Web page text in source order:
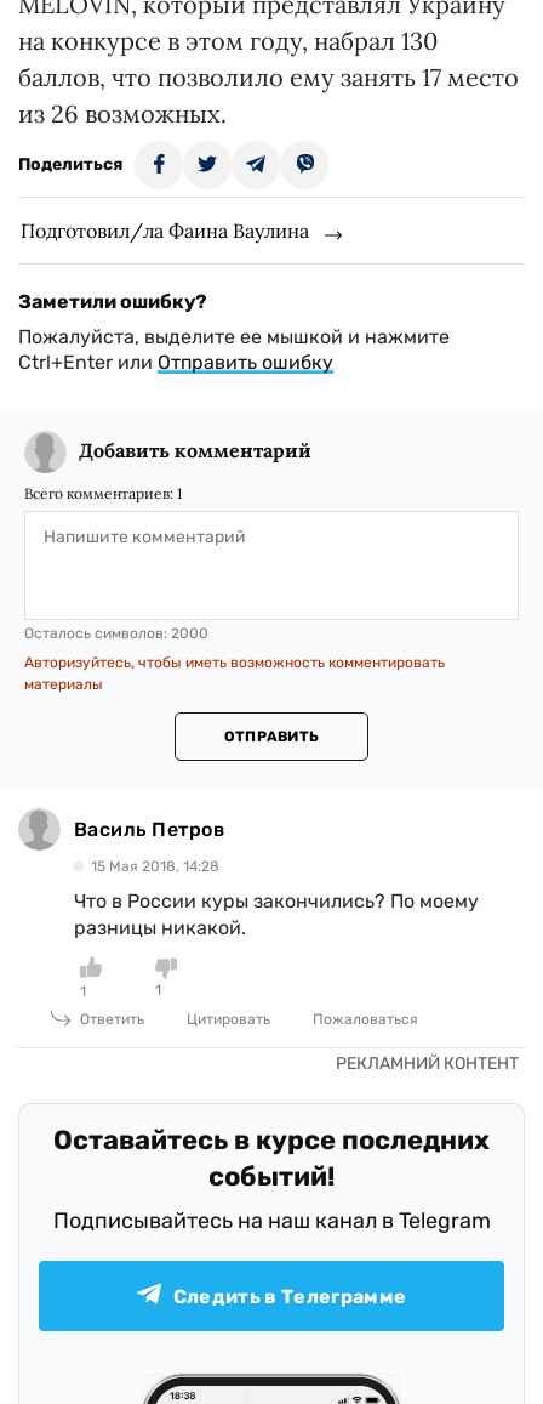
на конкурсе в этом году, набрал 130
баллов, что позволило ему занять 17 место
из 26 возможных.
Поделиться
Подготовил/ла Фаина Ваулина
Заметили ошибку?
Пожалуйста, выделите ее мышкой и нажмите
Ctrl+Enter или Отправить ошибку
Добавить комментарий
Всего комментариев: 1
Осталось символов: 2000
Авторизуйтесь, чтобы иметь возможность комментировать
материалы
ОТПРАВИТЬ
Василь Петров
15 Мая 2018, 14:28
Что в России куры закончились? По моему
разницы никакой.
1
1
Ответить
Цитировать Пожаловаться
Оставайтесь в курсе последних
событий!
Подписывайтесь на наш канал в Telegram
Следить в Телеграмме